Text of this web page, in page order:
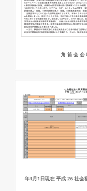
角 笛 会 会
年4月1日現在 平成 26 社会